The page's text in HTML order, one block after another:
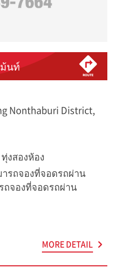
นท์
Nonthaburi District,
งสองห้อง
รถจองที่จอดรถผ่าน
ถจองที่จอดรถผ่าน
MORE DETAIL